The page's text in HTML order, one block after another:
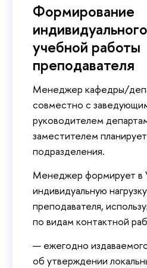
Формирование
учебной работы
преподавателя
Менеджер кафедры/
совместно с
руководителем
заместителем
подразделения.
Менеджер формирует
индивидуальную
преподавателя,
по видам контактной
ежегодно
об утверждении